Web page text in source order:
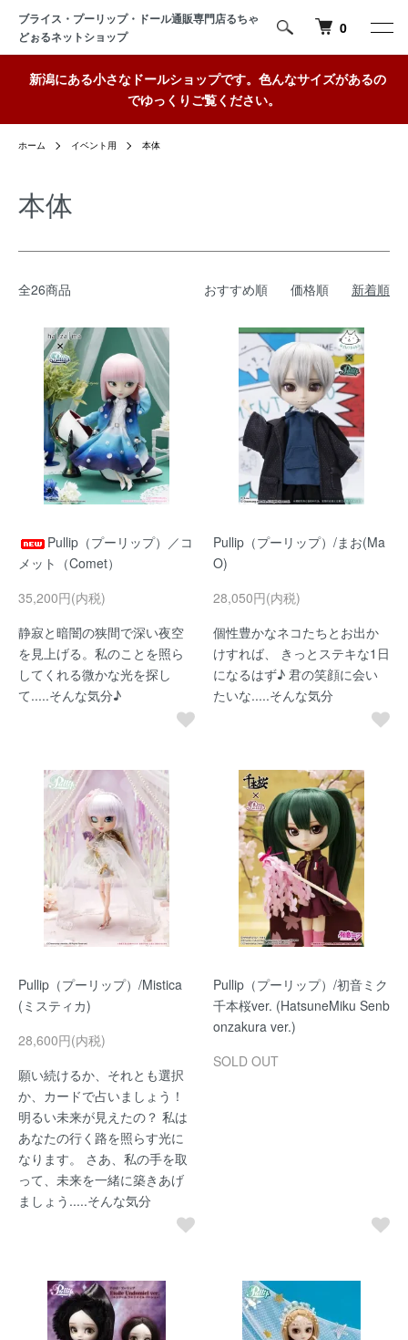
ブライス・プーリップ・ドール通販専門店るちゃ
どぉるネットショップ
0
新潟にある小さなドールショップです。色んなサイズがあるの
でゆっくりご覧ください。
ホーム イベント用 本体
本体
全26商品 おすすめ順 価格順 新着順
Pullip（プーリップ）／コ
メット（Comet）
35,200円(内税)
静寂と暗闇の狭間で深い夜空
を見上げる。私のことを照ら
してくれる微かな光を探し
て.....そんな気分♪
Pullip（プーリップ）/まお(Ma
O)
28,050円(内税)
個性豊かなネコたちとお出か
けすれば、 きっとステキな1日
になるはず♪ 君の笑顔に会い
たいな.....そんな気分
Pullip（プーリップ）/Mistica
(ミスティカ)
28,600円(内税)
願い続けるか、それとも選択
か、カードで占いましょう！
明るい未来が見えたの？ 私は
あなたの行く路を照らす光に
なります。 さあ、私の手を取
って、未来を一緒に築きあげ
ましょう.....そんな気分
Pullip（プーリップ）/初音ミク
千本桜ver. (HatsuneMiku Senb
onzakura ver.)
SOLD OUT